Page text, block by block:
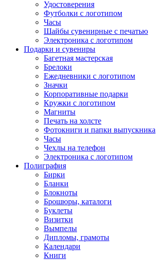
Удостоверения
Футболки с логотипом
Часы
Шайбы сувенирные с печатью
Электроника с логотипом
Подарки и сувениры
Багетная мастерская
Брелоки
Ежедневники с логотипом
Значки
Корпоративные подарки
Кружки с логотипом
Магниты
Печать на холсте
Фотокниги и папки выпускника
Часы
Чехлы на телефон
Электроника с логотипом
Полиграфия
Бирки
Бланки
Блокноты
Брошюры, каталоги
Буклеты
Визитки
Вымпелы
Дипломы, грамоты
Календари
Книги